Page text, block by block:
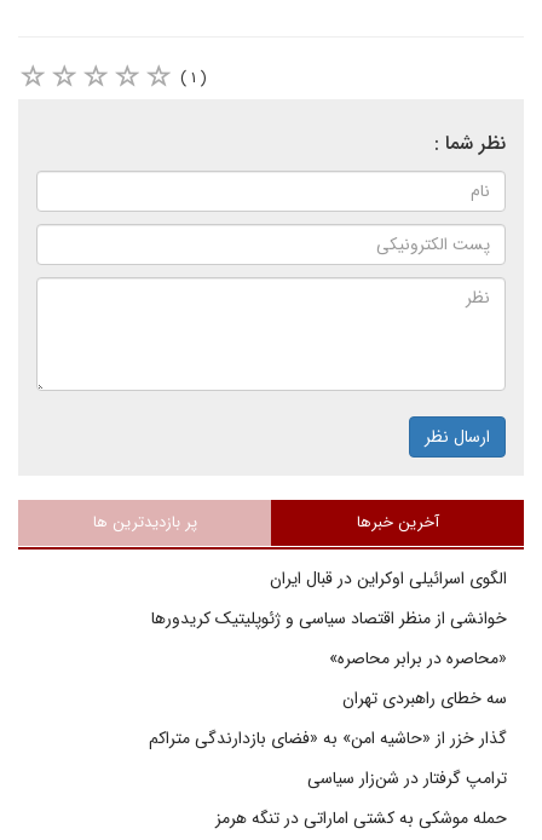
( ۱ )
نظر شما :
ارسال نظر
آخرین خبرها پر بازدیدترین ها
الگوی اسرائیلی اوکراین در قبال ایران
خوانشی از منظر اقتصاد سیاسی و ژئوپلیتیک کریدورها
«محاصره در برابر محاصره»
سه خطای راهبردی تهران
گذار خزر از «حاشیه امن» به «فضای بازدارندگی متراکم
ترامپ گرفتار در شن‌زار سیاسی
حمله موشکی به کشتی اماراتی در تنگه هرمز